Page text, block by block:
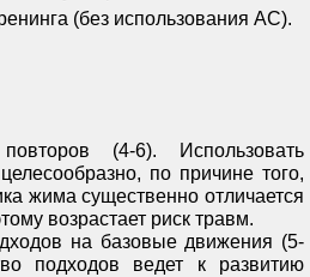
(без использования АС).
(4-6). Использовать
по причине того,
жима существенно отличается
возрастает риск травм.
на базовые движения (5-
подходов ведет к развитию